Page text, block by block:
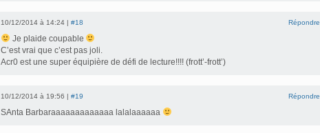
10/12/2014 à 14:24 | #18 Répondre
Je plaide coupable
C’est vrai que c’est pas joli.
Acr0 est une super équipière de défi de lecture!!!! (frott’-frott’)
10/12/2014 à 19:56 | #19 Répondre
SAnta Barbaraaaaaaaaaaaaa lalalaaaaaa